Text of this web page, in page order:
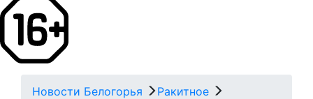
Новости Белогорья Ракитное